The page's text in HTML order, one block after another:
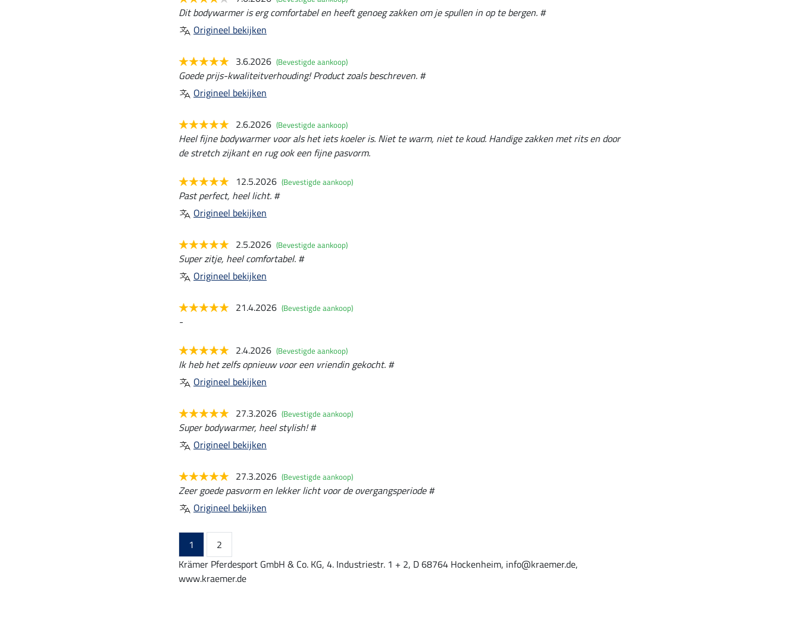
Dit bodywarmer is erg comfortabel en heeft genoeg zakken om je spullen in op te bergen. #
Origineel bekijken
3.6.2026 (Bevestigde aankoop)
Goede prijs-kwaliteitverhouding! Product zoals beschreven. #
Origineel bekijken
2.6.2026 (Bevestigde aankoop)
Heel fijne bodywarmer voor als het iets koeler is. Niet te warm, niet te koud. Handige zakken met rits en door
de stretch zijkant en rug ook een fijne pasvorm.
12.5.2026 (Bevestigde aankoop)
Past perfect, heel licht. #
Origineel bekijken
2.5.2026 (Bevestigde aankoop)
Super zitje, heel comfortabel. #
Origineel bekijken
21.4.2026 (Bevestigde aankoop)
-
2.4.2026 (Bevestigde aankoop)
Ik heb het zelfs opnieuw voor een vriendin gekocht. #
Origineel bekijken
27.3.2026 (Bevestigde aankoop)
Super bodywarmer, heel stylish! #
Origineel bekijken
27.3.2026 (Bevestigde aankoop)
Zeer goede pasvorm en lekker licht voor de overgangsperiode #
Origineel bekijken
1
2
Krämer Pferdesport GmbH & Co. KG, 4. Industriestr. 1 + 2, D 68764 Hockenheim, info@kraemer.de,
www.kraemer.de